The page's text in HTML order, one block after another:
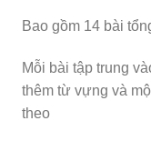
Bao gồm 14 bài
Mỗi bài tập trung
thêm từ vựng và
theo